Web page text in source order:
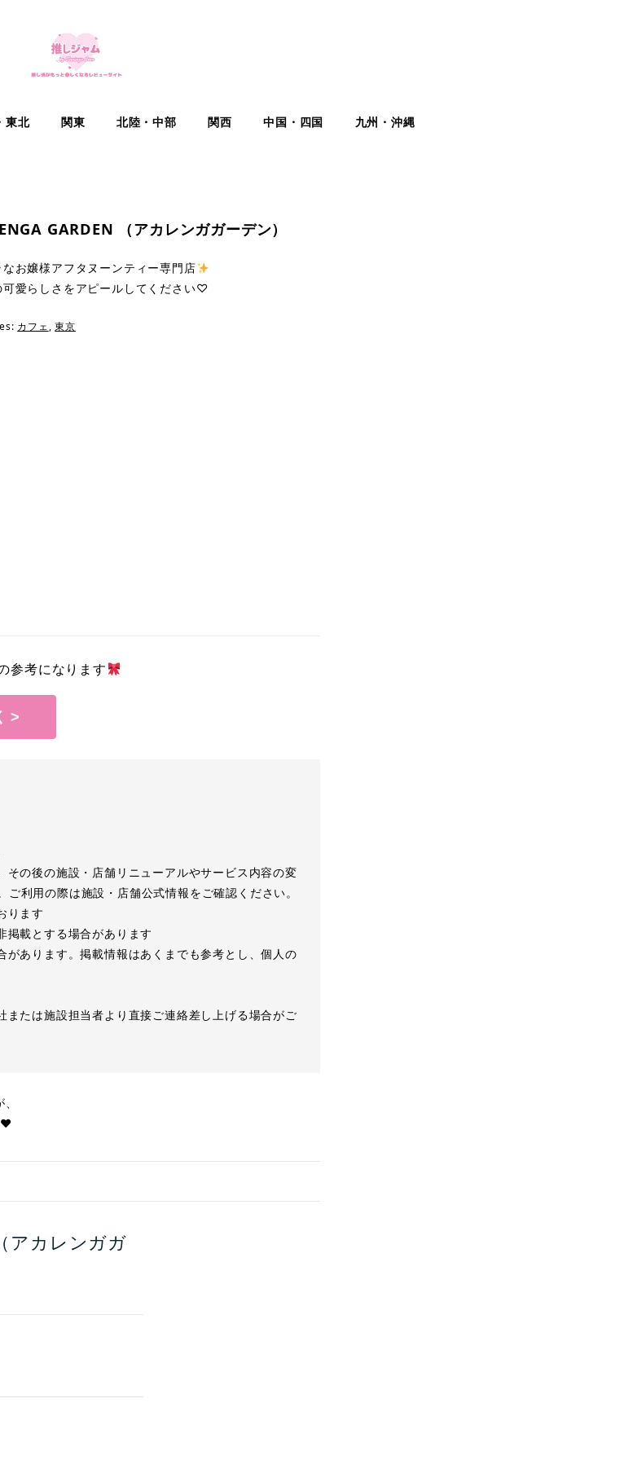
東北 関東 北陸・中部 関西 中国・四国 九州・沖縄
GARDEN （アカレンガガーデン）
なお嬢様アフタヌーンティー専門店
可愛らしさをアピールしてください♡
カフェ,東京
参考になります
>
の後の施設・店舗リニューアルやサービス内容の変
利用の際は施設・店舗公式情報をご確認ください。
ります
載とする場合があります
あります。掲載情報はあくまでも参考とし、個人の
たは施設担当者より直接ご連絡差し上げる場合がご
❤︎
アカレンガガ